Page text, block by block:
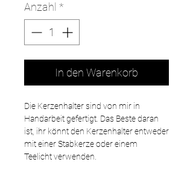
Anzahl *
In den Warenkorb
Die Kerzenhalter sind von mir in
Handarbeit gefertigt. Das Beste daran
ist, ihr könnt den Kerzenhalter entweder
mit einer Stabkerze oder einem
Teelicht verwenden.